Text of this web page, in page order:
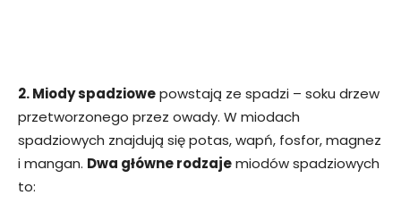
2. Miody spadziowepowstają ze spadzi – soku drzew
przetworzonego przez owady. W miodach
spadziowych znajdują się potas, wapń, fosfor, magnez
i mangan. Dwa główne rodzajemiodów spadziowych
to: